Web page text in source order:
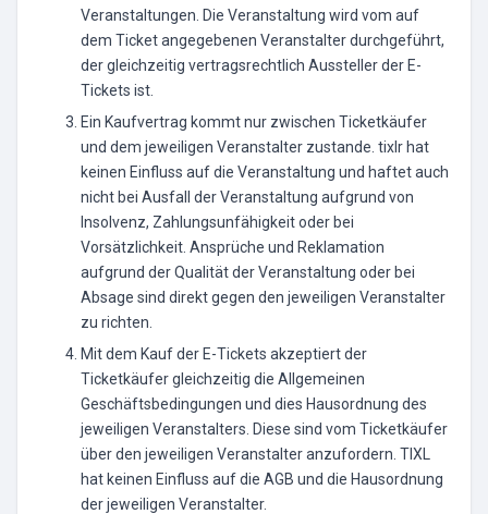
Veranstaltungen. Die Veranstaltung wird vom auf
dem Ticket angegebenen Veranstalter durchgeführt,
der gleichzeitig vertragsrechtlich Aussteller der E-
Tickets ist.
Ein Kaufvertrag kommt nur zwischen Ticketkäufer
und dem jeweiligen Veranstalter zustande. tixlr hat
keinen Einfluss auf die Veranstaltung und haftet auch
nicht bei Ausfall der Veranstaltung aufgrund von
Insolvenz, Zahlungsunfähigkeit oder bei
Vorsätzlichkeit. Ansprüche und Reklamation
aufgrund der Qualität der Veranstaltung oder bei
Absage sind direkt gegen den jeweiligen Veranstalter
zu richten.
Mit dem Kauf der E-Tickets akzeptiert der
Ticketkäufer gleichzeitig die Allgemeinen
Geschäftsbedingungen und dies Hausordnung des
jeweiligen Veranstalters. Diese sind vom Ticketkäufer
über den jeweiligen Veranstalter anzufordern. TIXL
hat keinen Einfluss auf die AGB und die Hausordnung
der jeweiligen Veranstalter.